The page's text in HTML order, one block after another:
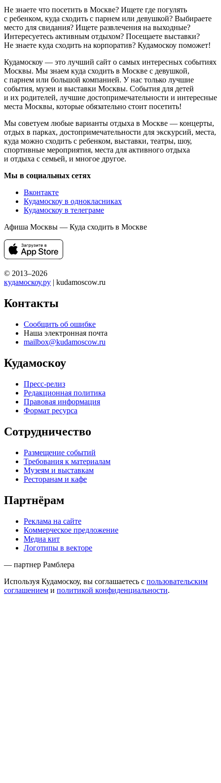
Не знаете что посетить в Москве? Ищете где погулять
с ребенком, куда сходить с парнем или девушкой? Выбираете
место для свидания? Ищете развлечения на выходные?
Интересуетесь активным отдыхом? Посещаете выставки?
Не знаете куда сходить на корпоратив? Кудамоскоу поможет!
Кудамоскоу — это лучший сайт о самых интересных событиях
Москвы. Мы знаем куда сходить в Москве с девушкой,
с парнем или большой компанией. У нас только лучшие
события, музеи и выставки Москвы. События для детей
и их родителей, лучшие достопримечательности и интересные
места Москвы, которые обязательно стоит посетить!
Мы советуем любые варианты отдыха в Москве — концерты,
отдых в парках, достопримечательности для экскурсий, места,
куда можно сходить с ребенком, выставки, театры, шоу,
спортивные мероприятия, места для активного отдыха
и отдыха с семьей, и многое другое.
Мы в социальных сетях
Вконтакте
Кудамоскоу в однокласниках
Кудамоскоу в телеграме
Афиша Москвы — Куда сходить в Москве
© 2013–2026
кудамоскоу.ру | kudamoscow.ru
Контакты
Сообщить об ошибке
Наша электронная почта
mailbox@kudamoscow.ru
Кудамоскоу
Пресс-релиз
Редакционная политика
Правовая информация
Формат ресурса
Сотрудничество
Размещение событий
Требования к материалам
Музеям и выставкам
Ресторанам и кафе
Партнёрам
Реклама на сайте
Коммерческое предложение
Медиа кит
Логотипы в векторе
— партнер Рамблера
Используя Кудамоскоу, вы соглашаетесь с пользовательским
соглашением и политикой конфиденциальности.